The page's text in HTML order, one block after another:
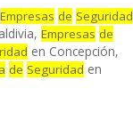
Empresas de Seguridad
Empresas de
en Concepción,
de Seguridad en